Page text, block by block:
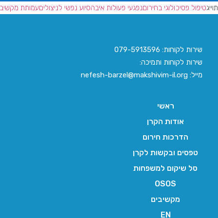
תוייגטיפול פסיכולוגי בחירוםנפגעי פעולות איבהסיוע נפשי לניצוליםעמותת
שירות לקוחות: 079-5913596
שירות לקוחות ותמיכה:
מייל: nefesh-barzel@makshivim-il.org
ראשי
אודות הקרן
הדרכות חירום
טפסים ובקשות לקרן
סל שיקום למשפחות
OSOS
מקשיבים
EN